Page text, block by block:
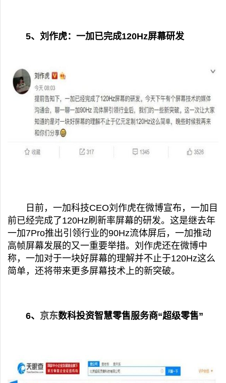
5、刘作虎：一加已完成120Hz屏幕研发
日前，一加科技CEO刘作虎在微博宣布，一加目
前已经完成了120Hz刷新率屏幕的研发。这是继去年
一加7Pro推出引领行业的90Hz流体屏后，一加推动
高帧屏幕发展的又一重要举措。刘作虎还在微博中
称，一加对于一块好屏幕的理解并不止于120Hz这么
简单，还将带来更多屏幕技术上的新突破。
6、 京东数科投资智慧零售服务商“超级零售”